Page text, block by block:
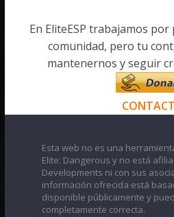
En EliteESP trabajamos
comunidad, pero tu
mantenernos y seguir
Esta web no es una
Elite: Dangerous y no está
Developments ni con sus
información ofrecida está
disponible públicamente y
completamente correcta.